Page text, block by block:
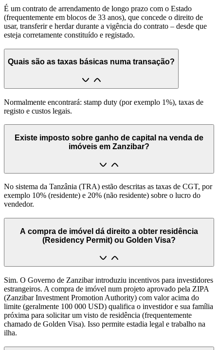
É um contrato de arrendamento de longo prazo com o Estado
(frequentemente em blocos de 33 anos), que concede o direito de
usar, transferir e herdar durante a vigência do contrato – desde que
esteja corretamente constituído e registado.
Quais são as taxas básicas numa transação?
Normalmente encontrará: stamp duty (por exemplo 1%), taxas de
registo e custos legais.
Existe imposto sobre ganho de capital na venda de
imóveis em Zanzibar?
No sistema da Tanzânia (TRA) estão descritas as taxas de CGT, por
exemplo 10% (residente) e 20% (não residente) sobre o lucro do
vendedor.
A compra de imóvel dá direito a obter residência
(Residency Permit) ou Golden Visa?
Sim. O Governo de Zanzibar introduziu incentivos para investidores
estrangeiros. A compra de imóvel num projeto aprovado pela ZIPA
(Zanzibar Investment Promotion Authority) com valor acima do
limite (geralmente 100 000 USD) qualifica o investidor e sua família
próxima para solicitar um visto de residência (frequentemente
chamado de Golden Visa). Isso permite estadia legal e trabalho na
ilha.